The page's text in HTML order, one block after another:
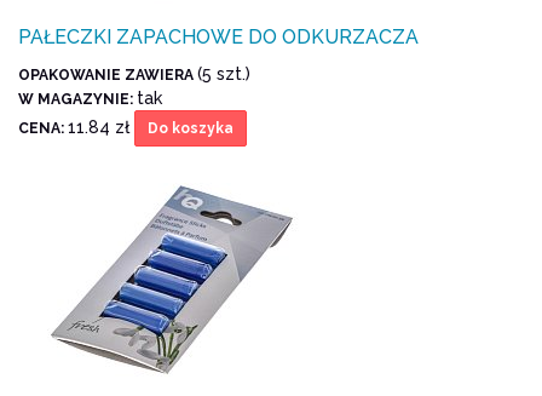
PAŁECZKI ZAPACHOWE DO ODKURZACZA
OPAKOWANIE ZAWIERA (5 szt.)
W MAGAZYNIE: tak
CENA: 11.84 zł Do koszyka